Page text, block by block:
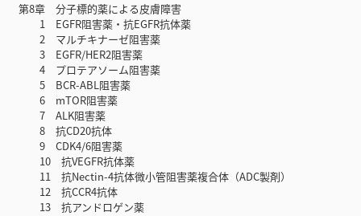
第8章 分子標的薬による皮膚障害
1 EGFR阻害薬・抗EGFR抗体薬
2 マルチキナーゼ阻害薬
3 EGFR/HER2阻害薬
4 プロテアソーム阻害薬
5 BCR-ABL阻害薬
6 mTOR阻害薬
7 ALK阻害薬
8 抗CD20抗体
9 CDK4/6阻害薬
10 抗VEGFR抗体薬
11 抗Nectin-4抗体微小管阻害薬複合体（ADC製剤）
12 抗CCR4抗体
13 抗アンドロゲン薬